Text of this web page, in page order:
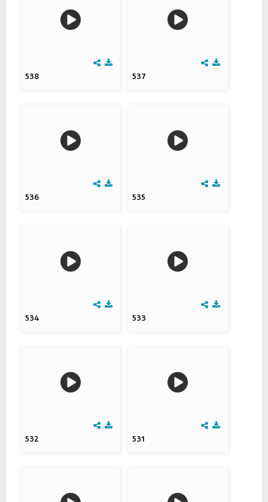
538 537
536 535
534 533
532 531